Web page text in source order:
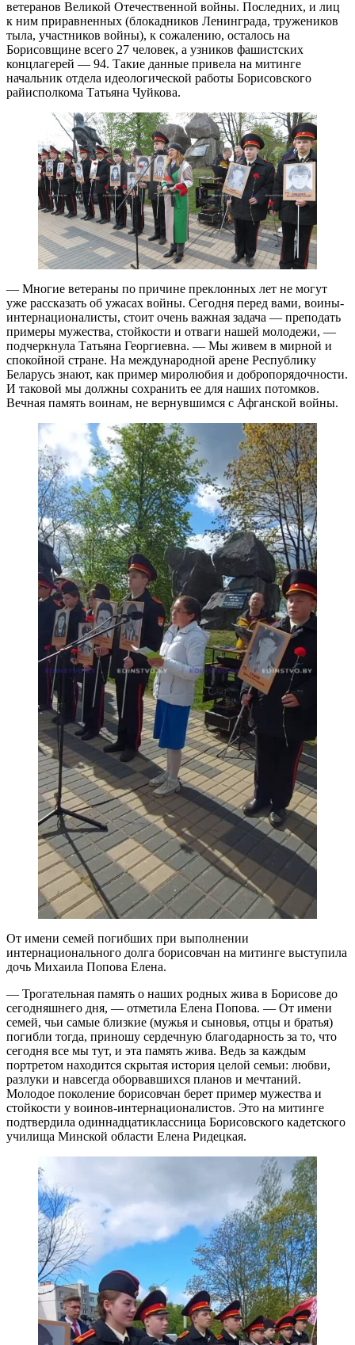
ветеранов Великой Отечественной войны. Последних, и лиц
к ним приравненных (блокадников Ленинграда, тружеников
тыла, участников войны), к сожалению, осталось на
Борисовщине всего 27 человек, а узников фашистских
концлагерей — 94. Такие данные привела на митинге
начальник отдела идеологической работы Борисовского
райисполкома Татьяна Чуйкова.
— Многие ветераны по причине преклонных лет не могут
уже рассказать об ужасах войны. Сегодня перед вами, воины-
интернационалисты, стоит очень важная задача — преподать
примеры мужества, стойкости и отваги нашей молодежи, —
подчеркнула Татьяна Георгиевна. — Мы живем в мирной и
спокойной стране. На международной арене Республику
Беларусь знают, как пример миролюбия и добропорядочности.
И таковой мы должны сохранить ее для наших потомков.
Вечная память воинам, не вернувшимся с Афганской войны.
От имени семей погибших при выполнении
интернационального долга борисовчан на митинге выступила
дочь Михаила Попова Елена.
— Трогательная память о наших родных жива в Борисове до
сегодняшнего дня, — отметила Елена Попова. — От имени
семей, чьи самые близкие (мужья и сыновья, отцы и братья)
погибли тогда, приношу сердечную благодарность за то, что
сегодня все мы тут, и эта память жива. Ведь за каждым
портретом находится скрытая история целой семьи: любви,
разлуки и навсегда оборвавшихся планов и мечтаний.
Молодое поколение борисовчан берет пример мужества и
стойкости у воинов-интернационалистов. Это на митинге
подтвердила одиннадцатиклассница Борисовского кадетского
училища Минской области Елена Ридецкая.